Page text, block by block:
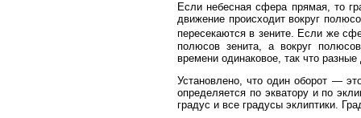
Если небесная сфера прямая, то
движение происходит вокруг
пересекаются в зените. Если же
полюсов зенита, а вокруг
времени одинаковое, так что
Установлено, что один оборот —
определяется по экватору и по
градус и все градусы эклиптики.